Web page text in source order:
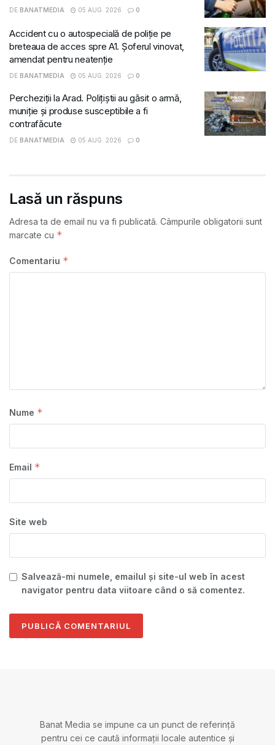
DE BANATMEDIA 05 AUG. 2026 0
Accident cu o autospecială de poliție pe
breteaua de acces spre A1. Șoferul vinovat,
amendat pentru neatenție
DE BANATMEDIA 05 AUG. 2026 0
Percheziții la Arad. Polițiștii au găsit o armă,
muniție și produse susceptibile a fi
contrafăcute
DE BANATMEDIA 05 AUG. 2026 0
Lasă un răspuns
Adresa ta de email nu va fi publicată. Câmpurile obligatorii sunt
marcate cu *
Comentariu *
Nume *
Email *
Site web
Salvează-mi numele, emailul și site-ul web în acest
navigator pentru data viitoare când o să comentez.
Banat Media se impune ca un punct de referință
pentru cei ce caută informații locale autentice și